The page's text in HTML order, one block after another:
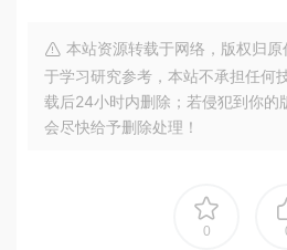
本站资源转载于网络，版权归
于学习研究参考，本站不承担任何
载后24小时内删除；若侵犯到你的
会尽快给予删除处理！
0